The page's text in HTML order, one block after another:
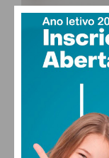
29°
28°